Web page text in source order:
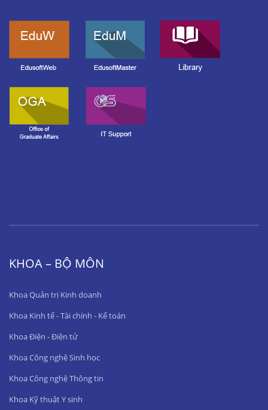
KHOA – BỘ MÔN
Khoa Quản trị Kinh doanh
Khoa Kinh tế - Tài chính - Kế toán
Khoa Điện - Điện tử
Khoa Công nghệ Sinh học
Khoa Công nghệ Thông tin
Khoa Kỹ thuật Y sinh